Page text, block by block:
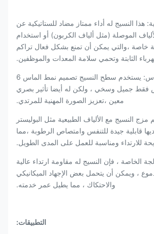
هذا النسيج له أداء ممتاز مضاد للستاتيكية عن
الموصلة (مثل ألياف الكربون) أو استخدام
خاصة ،والتي يمكن أن تمنع بشكل فعال تراكم
الثابتة وتحمي سلامة المعدات والموظفين.
2تصميم نمط الماس: يستخدم سطح النسيج تصميم نمط الماس 6
فقط جميل وسخي ، ولكن له أيضا تأثير بصري
معين ،تعزيز الصورة المهنية للمرتدي.
مزج النسيج مع الألياف الطبيعية مثل البوليستر
قابلية جيدة للتنفس وامتصاص الرطوبة ،مما
للارتداء ومناسبة للعمل على المدى الطويل.
الخاصة ، فإن النسيج له مقاومة ارتداء عالية
، ويمكن أن يتحمل بعض الإجهاد الميكانيكي
والاحتكاك ، مما يطيل عمر خدمته.
التطبيقات: